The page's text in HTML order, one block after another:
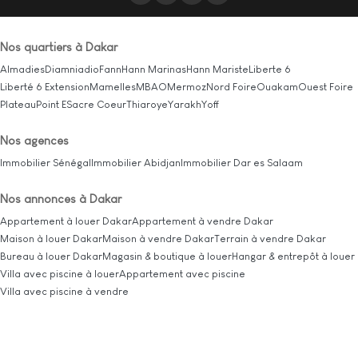
Nos quartiers à Dakar
AlmadiesDiamniadioFannHann MarinasHann MaristeLiberte 6
Liberté 6 ExtensionMamellesMBAOMermozNord FoireOuakamOuest Foire
PlateauPoint ESacre CoeurThiaroyeYarakhYoff
Nos agences
Immobilier SénégalImmobilier AbidjanImmobilier Dar es Salaam
Nos annonces à Dakar
Appartement à louer DakarAppartement à vendre Dakar
Maison à louer DakarMaison à vendre DakarTerrain à vendre Dakar
Bureau à louer DakarMagasin & boutique à louerHangar & entrepôt à louer
Villa avec piscine à louerAppartement avec piscine
Villa avec piscine à vendre